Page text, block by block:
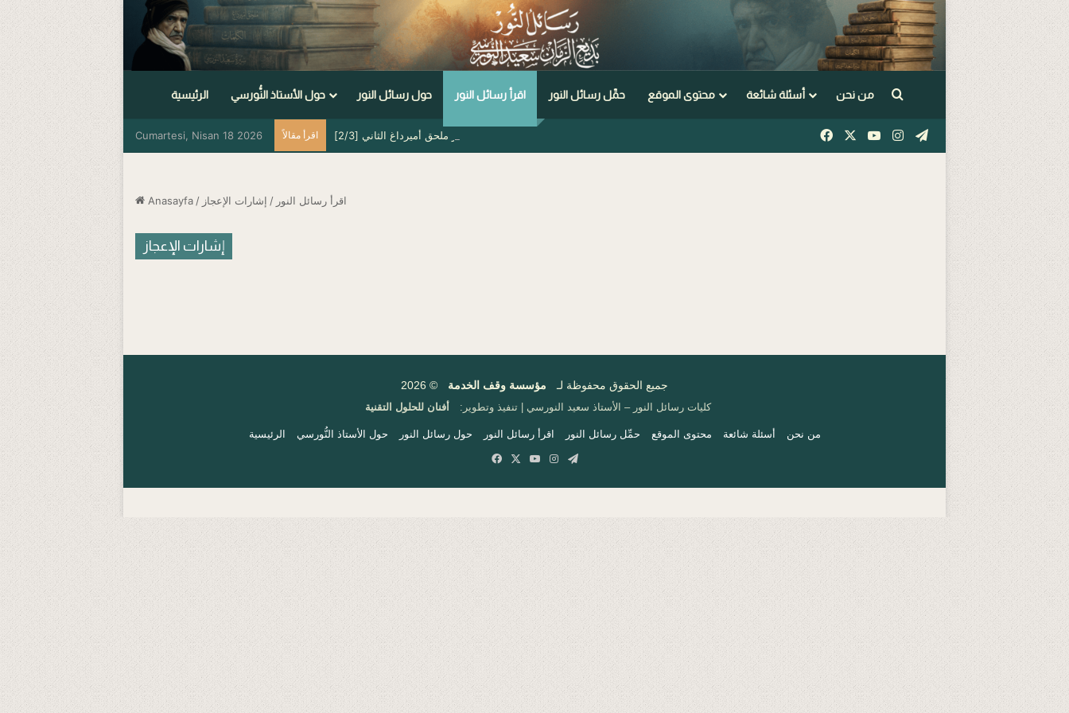
الرئيسية حول الأستاذ النُّورسي حول رسائل النور اقرأ رسائل النور حمِّل رسائل النور محتوى الموقع أسئلة شائعة من نحن Arama yap ...
Cumartesi, Nisan 18 2026 اقرأ مقالاً مختصر ملحق أميرداغ الثاني [2/3] FacebookYouTubeInstagramTelegram
Anasayfa / اقرأ رسائل النور / إشارات الإعجاز
إشارات الإعجاز
جميع الحقوق محفوظة لـ مؤسسة وقف الخدمة © 2026
كليات رسائل النور – الأستاذ سعيد النورسي | تنفيذ وتطوير: أفنان للحلول التقنية
الرئيسية حول الأستاذ النُّورسي حول رسائل النور اقرأ رسائل النور حمِّل رسائل النور محتوى الموقع أسئلة شائعة
من نحن
FacebookYouTubeInstagram
Telegram